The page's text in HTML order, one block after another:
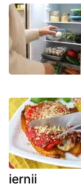
iernii